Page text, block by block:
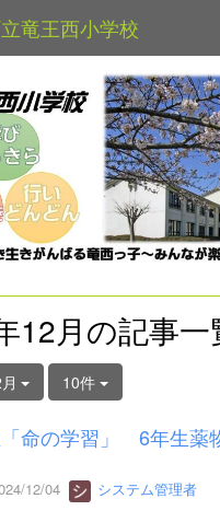
竜王西小学校
12月の記事一
10件
命の学習」 6年生薬
12/04 システム管理者